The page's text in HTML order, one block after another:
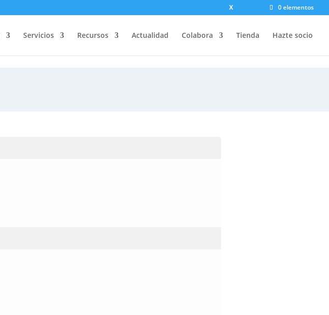
X 0 elementos
Servicios Recursos Actualidad Colabora Tienda Hazte socio